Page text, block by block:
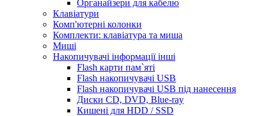
Органайзери для кабелю
Клавіатури
Комп'ютерні колонки
Комплекти: клавіатура та миша
Миші
Накопичувачі інформації інші
Flash карти пам`яті
Flash накопичувачі USB
Flash накопичувачі USB під нанесення
Диски CD, DVD, Blue-ray
Кишені для HDD / SSD